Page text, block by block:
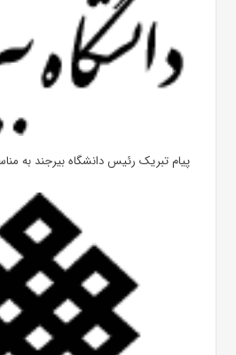
پیام تبریک رئیس دانشگاه بیرجند به